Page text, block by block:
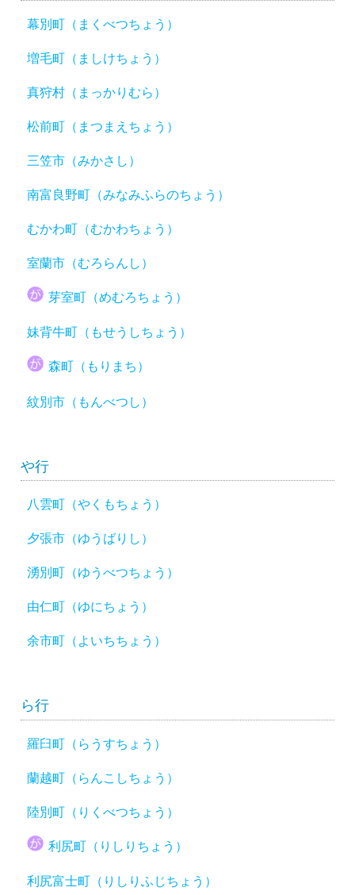
幕別町（まくべつちょう）
増毛町（ましけちょう）
真狩村（まっかりむら）
松前町（まつまえちょう）
三笠市（みかさし）
南富良野町（みなみふらのちょう）
むかわ町（むかわちょう）
室蘭市（むろらんし）
芽室町（めむろちょう）
妹背牛町（もせうしちょう）
森町（もりまち）
紋別市（もんべつし）
や行
八雲町（やくもちょう）
夕張市（ゆうばりし）
湧別町（ゆうべつちょう）
由仁町（ゆにちょう）
余市町（よいちちょう）
ら行
羅臼町（らうすちょう）
蘭越町（らんこしちょう）
陸別町（りくべつちょう）
利尻町（りしりちょう）
利尻富士町（りしりふじちょう）